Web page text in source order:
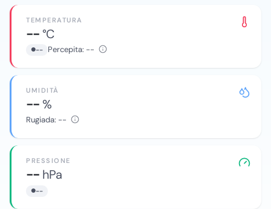
TEMPERATURA
--°C
-- Percepita: --
UMIDITÀ
--%
Rugiada: --
PRESSIONE
-- hPa
--